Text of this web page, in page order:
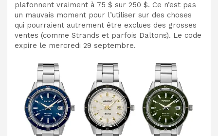
plafonnent vraiment à 75 $ sur 250 $. Ce n’est pas
un mauvais moment pour l’utiliser sur des choses
qui pourraient autrement être exclues des grosses
ventes (comme Strands et parfois Daltons). Le code
expire le mercredi 29 septembre.